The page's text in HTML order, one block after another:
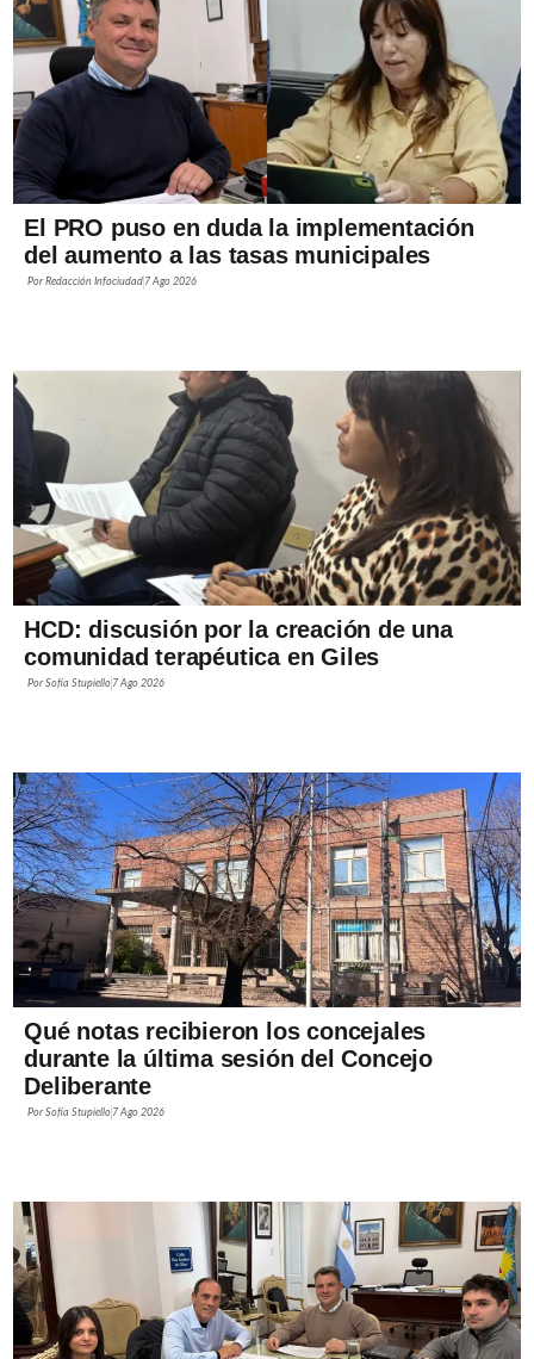
El PRO puso en duda la implementación
del aumento a las tasas municipales
PorRedacción Infociudad 7 Ago 2026
HCD: discusión por la creación de una
comunidad terapéutica en Giles
PorSofía Stupiello 7 Ago 2026
Qué notas recibieron los concejales
durante la última sesión del Concejo
Deliberante
PorSofía Stupiello 7 Ago 2026